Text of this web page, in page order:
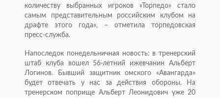
количеству выбранных игроков «Торпедо» стало
самым представительным российским клубом на
драфте этого года», – отметила торпедовская
пресс-служба.
Напоследок понедельничная новость: в тренерский
штаб клуба вошел 56-летний ижевчанин Альберт
Логинов. Бывший защитник омского «Авангарда»
будет отвечать у нас за действия обороны. На
тренерском поприще Альберт Леонидович уже 20